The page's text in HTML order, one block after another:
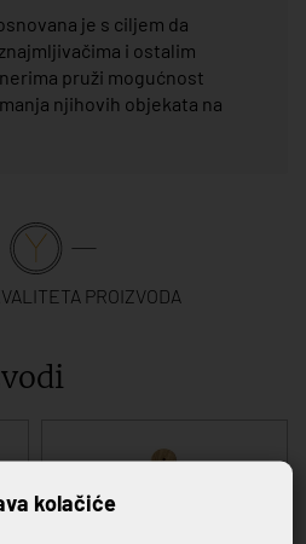
je s ciljem da
i ostalim
pruži mogućnost
njihovih objekata na
PROIZVODA
kolačiće